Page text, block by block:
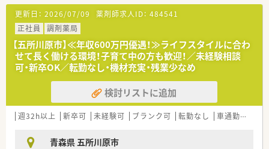
≪薬局紹介≫
＼2022年6月1日オープン／
新しくできたばかりのため、一緒に薬局の運用だったり、経営に
携わってみたい方、新たな地で自身のスキルを活かしていきたい
方、大歓迎です！
クリニック門前のため、処方箋枚数は安定して頂ける環境です。
≪最新システムを取り入れ業務フォロー◎≫
robo-pickなどの最新調剤機器を取り入れ、業務の効率化を図っ
ています。
また、QRコードリーダーを利用したシステムを活用することで、
ただけます。
更新日： 2026/07/09 薬剤師求人ID： 484541
正社員
調剤薬局
【五所川原市】≪年収600万円優遇！≫ライフスタイルに合わ
せて長く働ける環境！子育て中の方も歓迎！／未経験相談
可・新卒OK／転勤なし・機材充実・残業少なめ
検討リストに追加
週32h以上 新卒可 未経験可 ブランク可 転勤なし 車通勤可
青森県 五所川原市